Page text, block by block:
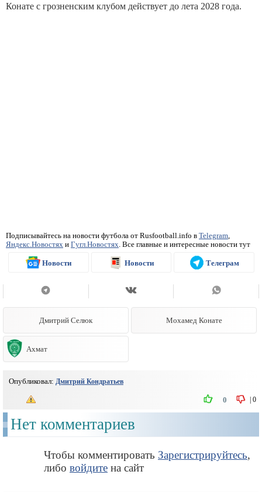
Конате с грозненским клубом действует до лета 2028 года.
Подписывайтесь на новости футбола от Rusfootball.info в Telegram,
Яндекс.Новостях и Гугл.Новостях. Все главные и интересные новости тут
Новости Новости Телеграм
Дмитрий Селюк Мохамед Конате
Ахмат
Опубликовал: Дмитрий Кондратьев
0
0
Нет комментариев
Чтобы комментировать Зарегистрируйтесь,
либо войдите на сайт